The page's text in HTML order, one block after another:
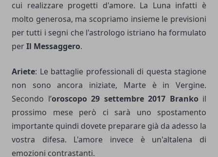
cui realizzare progetti d'amore. La Luna infatti è
molto generosa, ma scopriamo insieme le previsioni
per tutti i segni che l'astrologo istriano ha formulato
perIl Messaggero.
Ariete: Le battaglie professionali di questa stagione
non sono ancora iniziate, Marte è in Vergine.
Secondo l’oroscopo 29 settembre 2017 Branko il
prossimo mese però ci sarà uno spostamento
importante quindi dovete preparare già da adesso la
vostra difesa. L'amore invece è un'altalena di
emozioni contrastanti.